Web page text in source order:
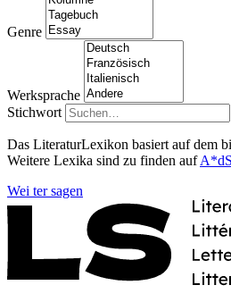
Genre
Werksprache
Stichwort
Das LiteraturLexikon basiert auf dem
Weitere Lexika sind zu finden aufA*dS
Wei ter sagen